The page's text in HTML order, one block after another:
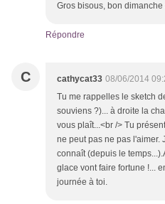
Gros bisous, bon
Répondre
C cathycat33 08/06/2014
Tu me rappelles le sketch
souviens ?)... à droite la
vous plaît...<br /> Tu
ne peut pas ne pas l'aimer.
connaît (depuis le
glace vont faire fortune !...
journée à toi.